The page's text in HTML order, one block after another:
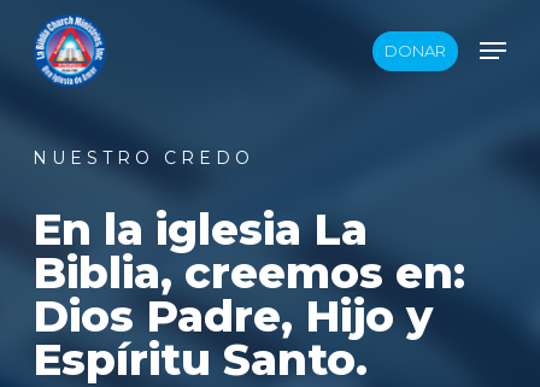
Skip
DONAR Menu
N U E S T R O C R E D O
En la iglesia La
Biblia, creemos en:
Dios Padre, Hijo y
Espíritu Santo.